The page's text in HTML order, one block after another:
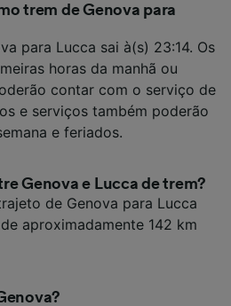
trem de Genova para
para Lucca sai à(s) 23:14. Os
horas da manhã ou
contar com o serviço de
e serviços também poderão
e feriados.
Genova e Lucca de trem?
de Genova para Lucca
aproximadamente 142 km